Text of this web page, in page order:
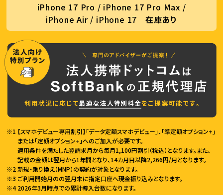
iPhone 17 Pro / iPhone 17 Pro Max /
iPhone Air / iPhone 17在庫あり
【スマホデビュー専用割引】「データ定額スマホデビュー」、「準定額オプション+」
または「定額オプション+」へのご加入が必要です。
適用条件を満たした翌請求月から毎月1,100円割引（税込）となります。また、
記載の金額は翌月から1年間となり、14カ月目以降2,266円/月となります。
新規・乗り換え（MNP）の契約が対象となります。
ご利用開始月のの翌月末に指定口座へ現金振り込みとなります。
2026年3月時点での累計導入台数になります。